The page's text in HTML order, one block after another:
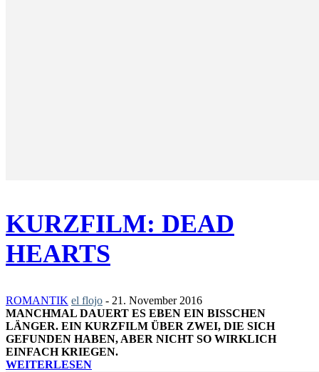
KURZFILM: DEAD
HEARTS
ROMANTIK el flojo - 21. November 2016
MANCHMAL DAUERT ES EBEN EIN BISSCHEN
LÄNGER. EIN KURZFILM ÜBER ZWEI, DIE SICH
GEFUNDEN HABEN, ABER NICHT SO WIRKLICH
EINFACH KRIEGEN.
WEITERLESEN